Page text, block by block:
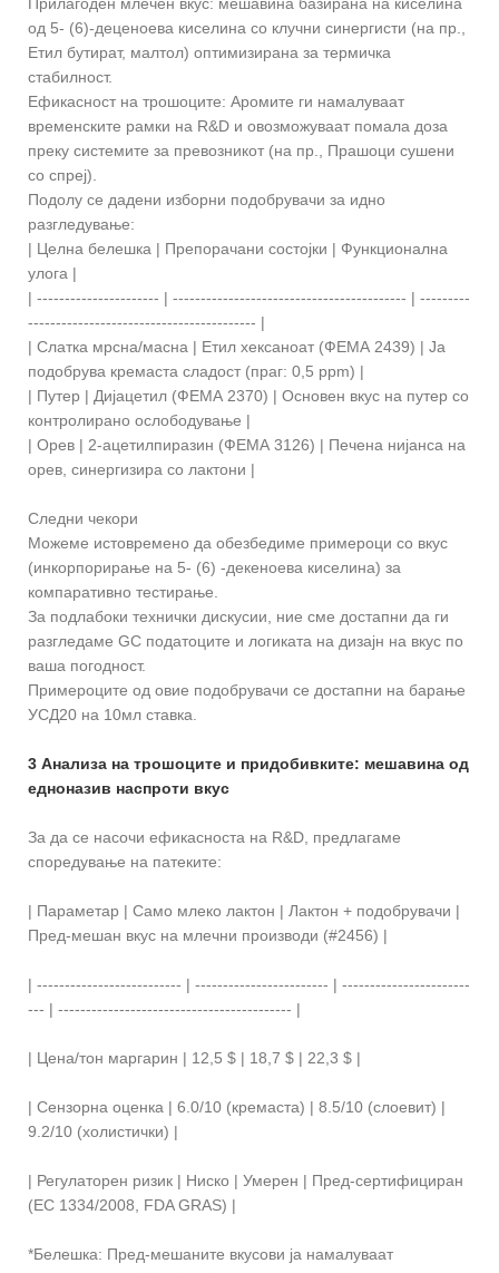
од 5- (6)-деценоева киселина со клучни синергисти (на пр.,
Етил бутират, малтол) оптимизирана за термичка
стабилност.
Ефикасност на трошоците: Аромите ги намалуваат
временските рамки на R&D и овозможуваат помала доза
преку системите за превозникот (на пр., Прашоци сушени
со спреј).
Подолу се дадени изборни подобрувачи за идно
разгледување:
| Целна белешка | Препорачани состојки | Функционална
улога |
| ---------------------- | ------------------------------------------ | ---------
----------------------------------------- |
| Слатка мрсна/масна | Етил хексаноат (ФЕМА 2439) | Ја
подобрува кремаста сладост (праг: 0,5 ppm) |
| Путер | Дијацетил (ФЕМА 2370) | Основен вкус на путер со
контролирано ослободување |
| Орев | 2-ацетилпиразин (ФЕМА 3126) | Печена нијанса на
орев, синергизира со лактони |
Следни чекори
Можеме истовремено да обезбедиме примероци со вкус
(инкорпорирање на 5- (6) -декеноева киселина) за
компаративно тестирање.
За подлабоки технички дискусии, ние сме достапни да ги
разгледаме GC податоците и логиката на дизајн на вкус по
ваша погодност.
Примероците од овие подобрувачи се достапни на барање
УСД20 на 10мл ставка.
3 Анализа на трошоците и придобивките: мешавина од
едноназив наспроти вкус
За да се насочи ефикасноста на R&D, предлагаме
споредување на патеките:
| Параметар | Само млеко лактон | Лактон + подобрувачи |
Пред-мешан вкус на млечни производи (#2456) |
| -------------------------- | ------------------------ | -----------------------
--- | ------------------------------------------ |
| Цена/тон маргарин | 12,5 $ | 18,7 $ | 22,3 $ |
| Сензорна оценка | 6.0/10 (кремаста) | 8.5/10 (слоевит) |
9.2/10 (холистички) |
| Регулаторен ризик | Ниско | Умерен | Пред-сертифициран
(EC 1334/2008, FDA GRAS) |
*Белешка: Пред-мешаните вкусови ја намалуваат